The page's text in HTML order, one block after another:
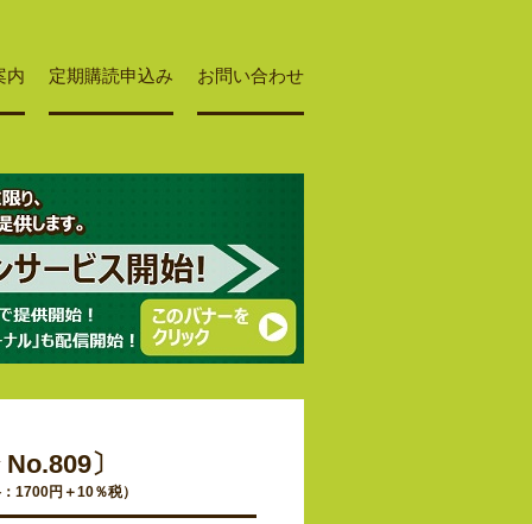
内 定期購読申込み お問い合わせ
〕
1700円＋10％税）